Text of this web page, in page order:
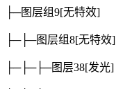
├─图层组9[无特效]
├─├─图层组8[无特效]
├─├─├─图层38[发光]